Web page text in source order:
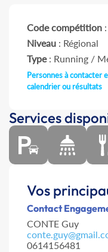
Code compétition
Niveau : Régional
Type: Running /
Personnes à contacter
calendrier ou résultats
Services
Vos
Contact
CONTE Guy
0614156481